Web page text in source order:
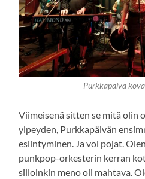
Purkkapäivä
Viimeisenä sitten se mitä olin
ylpeyden, Purkkapäivän
esiintyminen. Ja voi pojat.
punkpop-orkesterin kerran
silloinkin meno oli mahtava.